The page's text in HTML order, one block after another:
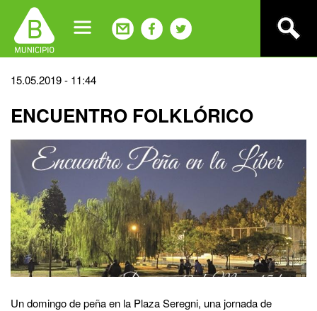
navigation
Back
top
15.05.2019 - 11:44
ENCUENTRO FOLKLÓRICO
Un domingo de peña en la Plaza Seregni, una jornada de